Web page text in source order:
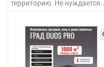
территорию. Не нуждается..